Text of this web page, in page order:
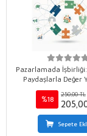
Pazarlamada
Paydaşlarla Değer
%18
250,00 TL
Sepete